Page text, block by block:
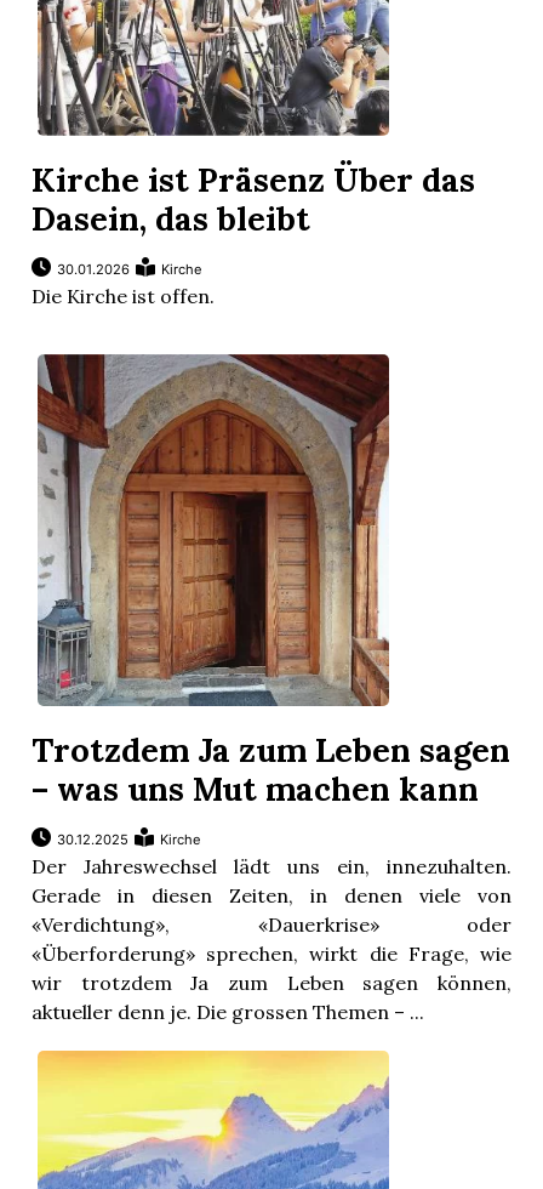
Kirche ist Präsenz Über das
Dasein, das bleibt
30.01.2026 Kirche
Die Kirche ist offen.
Trotzdem Ja zum Leben sagen
– was uns Mut machen kann
30.12.2025 Kirche
Der Jahreswechsel lädt uns ein, innezuhalten.
Gerade in diesen Zeiten, in denen viele von
«Verdichtung», «Dauerkrise» oder
«Überforderung» sprechen, wirkt die Frage, wie
wir trotzdem Ja zum Leben sagen können,
aktueller denn je. Die grossen Themen – ...